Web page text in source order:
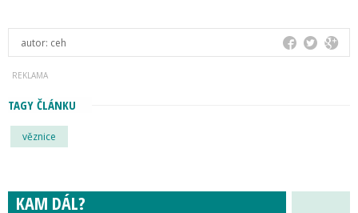
autor: ceh
TAGY ČLÁNKU
věznice
KAM DÁL?